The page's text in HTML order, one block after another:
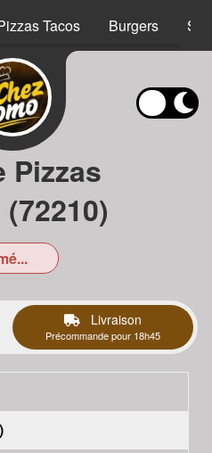
Tacos Burgers
Pizzas
Livraison
Précommande pour 18h45